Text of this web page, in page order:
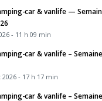
car & vanlife —
- 11 h 09 min
car & vanlife –
- 17 h 17 min
car & vanlife –